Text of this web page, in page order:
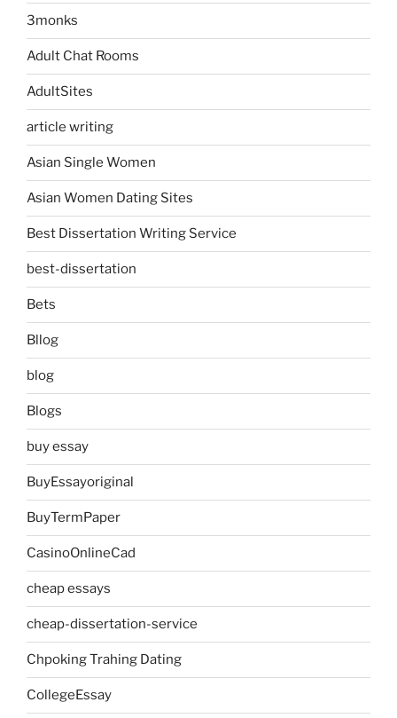
3monks
Adult Chat Rooms
AdultSites
article writing
Asian Single Women
Asian Women Dating Sites
Best Dissertation Writing Service
best-dissertation
Bets
Bllog
blog
Blogs
buy essay
BuyEssayoriginal
BuyTermPaper
CasinoOnlineCad
cheap essays
cheap-dissertation-service
Chpoking Trahing Dating
CollegeEssay